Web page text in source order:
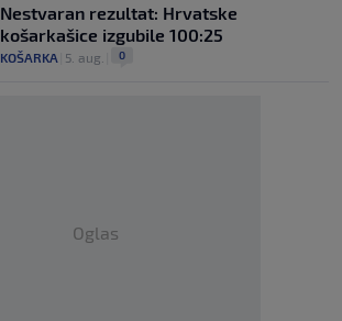
Nestvaran rezultat: Hrvatske
košarkašice izgubile 100:25
KOŠARKA 5. aug. 0
Oglas